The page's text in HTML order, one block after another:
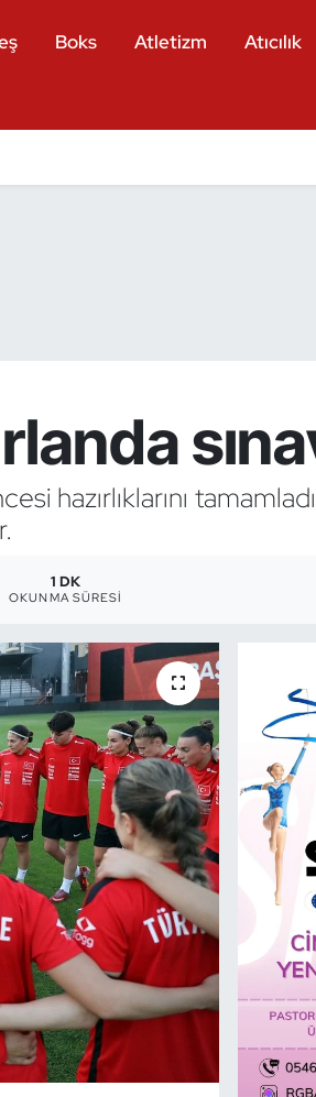
Boks Atletizm Atıcılık
hazırlıklarını
1 DK
OKUNMA SÜRESI